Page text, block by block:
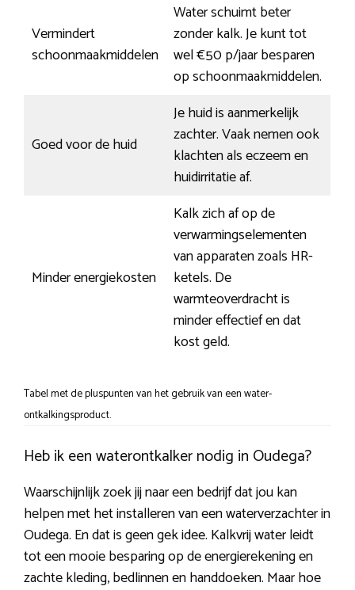
Vermindert
schoonmaakmiddelen
Water schuimt beter
zonder kalk. Je kunt tot
wel €50 p/jaar besparen
op schoonmaakmiddelen.
Goed voor de huid
Je huid is aanmerkelijk
zachter. Vaak nemen ook
klachten als eczeem en
huidirritatie af.
Minder energiekosten
Kalk zich af op de
verwarmingselementen
van apparaten zoals HR-
ketels. De
warmteoverdracht is
minder effectief en dat
kost geld.
Tabel met de pluspunten van het gebruik van een water-
ontkalkingsproduct.
Heb ik een waterontkalker nodig in Oudega?
Waarschijnlijk zoek jij naar een bedrijf dat jou kan
helpen met het installeren van een waterverzachter in
Oudega. En dat is geen gek idee. Kalkvrij water leidt
tot een mooie besparing op de energierekening en
zachte kleding, bedlinnen en handdoeken. Maar hoe